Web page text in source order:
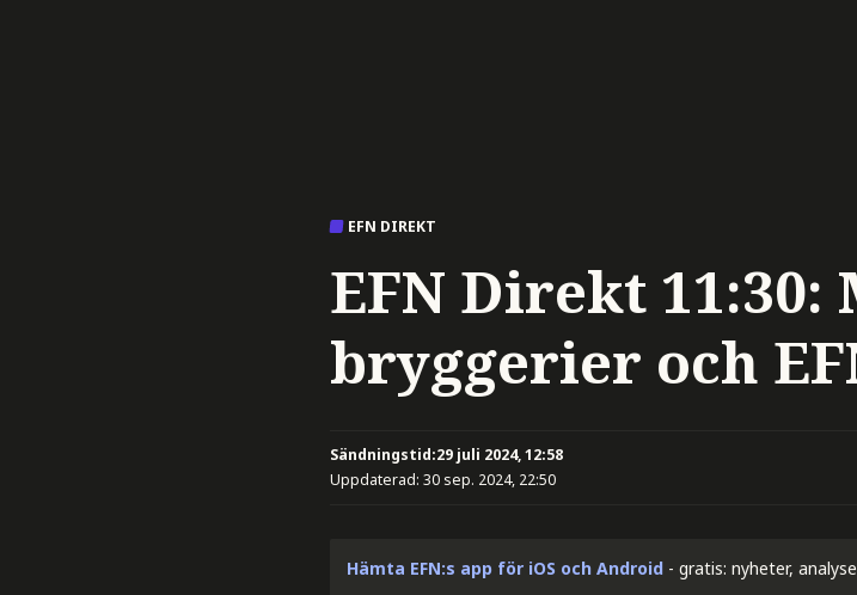
EFN DIREKT
EFN Direkt
bryggerier och
Sändningstid:29 juli 2024, 12:58
Uppdaterad: 30 sep. 2024, 22:50
Hämta EFN:s app för iOS och Android - gratis: nyheter,